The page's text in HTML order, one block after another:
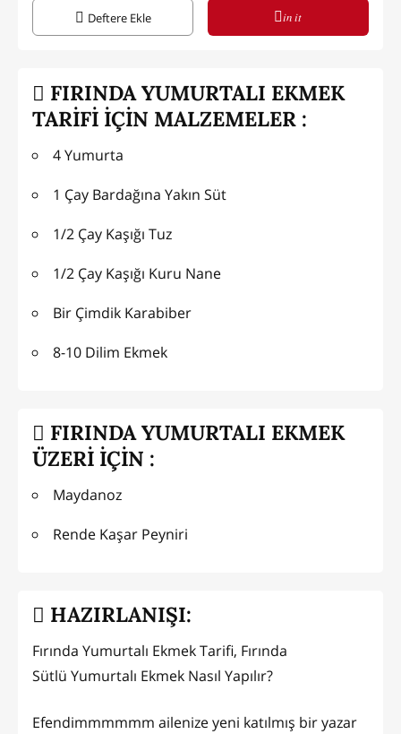
Deftere Ekle in it
FIRINDA YUMURTALI EKMEK
TARİFİ İÇİN MALZEMELER :
4 Yumurta
1 Çay Bardağına Yakın Süt
1/2 Çay Kaşığı Tuz
1/2 Çay Kaşığı Kuru Nane
Bir Çimdik Karabiber
8-10 Dilim Ekmek
FIRINDA YUMURTALI EKMEK
ÜZERİ İÇİN :
Maydanoz
Rende Kaşar Peyniri
HAZIRLANIŞI:
Fırında Yumurtalı Ekmek Tarifi, Fırında
Sütlü Yumurtalı Ekmek Nasıl Yapılır?
Efendimmmmmm ailenize yeni katılmış bir yazar